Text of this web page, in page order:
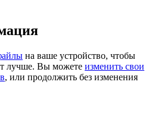
на ваше устройство, чтобы
лучше. Вы можете изменить свои
, или продолжить без изменения